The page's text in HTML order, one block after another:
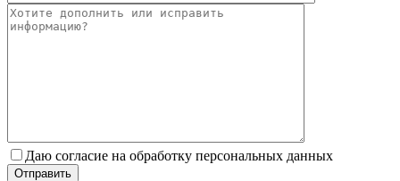
Даю согласие на обработку персональных данных